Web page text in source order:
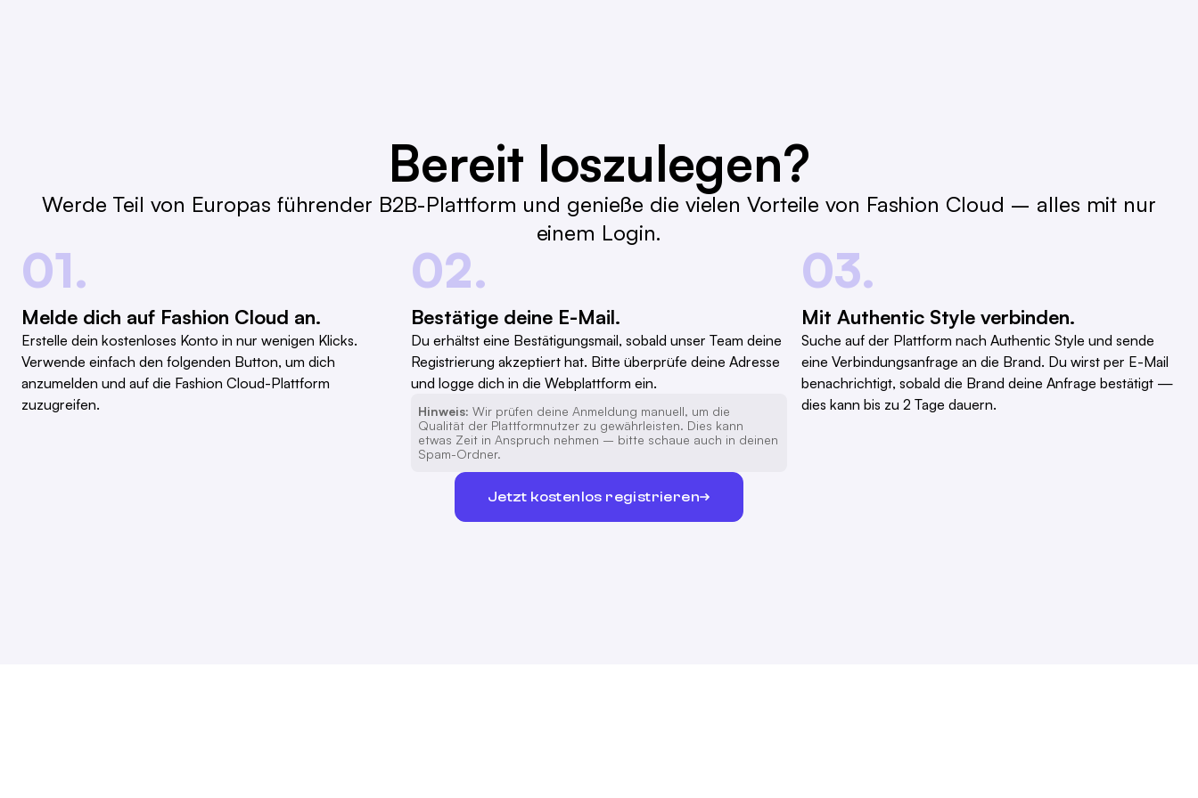
Bereit loszulegen?
Werde Teil von Europas führender B2B-Plattform und genieße die vielen Vorteile von Fashion Cloud – alles mit nur
einem Login.
01.
Melde dich auf Fashion Cloud an.
Erstelle dein kostenloses Konto in nur wenigen Klicks.
Verwende einfach den folgenden Button, um dich
anzumelden und auf die Fashion Cloud-Plattform
zuzugreifen.
02.
Bestätige deine E-Mail.
Du erhältst eine Bestätigungsmail, sobald unser Team deine
Registrierung akzeptiert hat. Bitte überprüfe deine Adresse
und logge dich in die Webplattform ein.
Hinweis: Wir prüfen deine Anmeldung manuell, um die
Qualität der Plattformnutzer zu gewährleisten. Dies kann
etwas Zeit in Anspruch nehmen – bitte schaue auch in deinen
Spam-Ordner.
03.
Mit Authentic Style verbinden.
Suche auf der Plattform nach Authentic Style und sende
eine Verbindungsanfrage an die Brand. Du wirst per E-Mail
benachrichtigt, sobald die Brand deine Anfrage bestätigt —
dies kann bis zu 2 Tage dauern.
Jetzt kostenlos registrieren